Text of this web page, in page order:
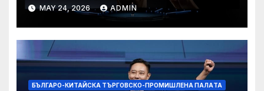
MAY 24, 2026 ADMIN
БЪЛГАРО-КИТАЙСКА ТЪРГОВСКО-ПРОМИШЛЕНА ПАЛAТА